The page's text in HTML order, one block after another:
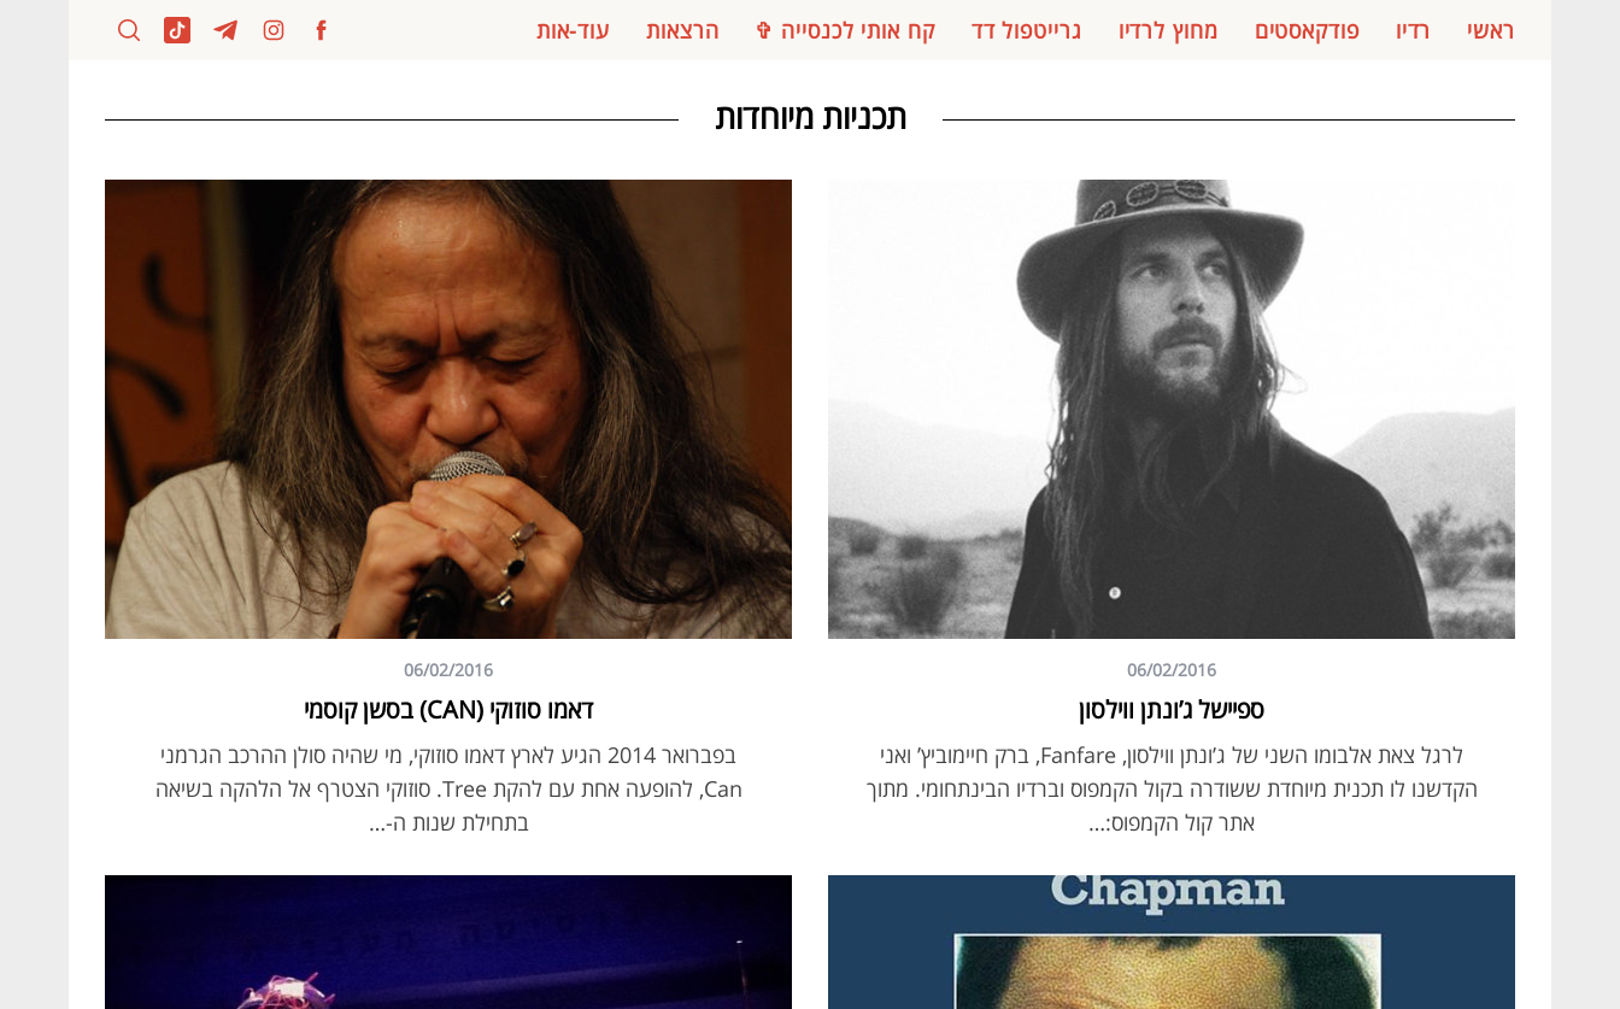
ראשי רדיו פודקאסטים מחוץ לרדיו גרייטפול דד קח אותי לכנסייה ✞ הרצאות עוד-אות
תכניות מיוחדות
06/02/2016
ספיישל ג’ונתן ווילסון
לרגל צאת אלבומו השני של ג’ונתן ווילסון, Fanfare, ברק חיימוביץ’ ואני
הקדשנו לו תכנית מיוחדת ששודרה בקול הקמפוס וברדיו הבינתחומי. מתוך
אתר קול הקמפוס:…
06/02/2016
דאמו סוזוקי (CAN) בסשן קוסמי
בפברואר 2014 הגיע לארץ דאמו סוזוקי, מי שהיה סולן ההרכב הגרמני
Can, להופעה אחת עם להקת Tree. סוזוקי הצטרף אל הלהקה בשיאה
בתחילת שנות ה-…
S
r
f
o